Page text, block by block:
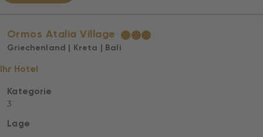
Ormos Atalia Village ★★★
Griechenland | Kreta | Bali
Ihr Hotel
Kategorie
3
Lage